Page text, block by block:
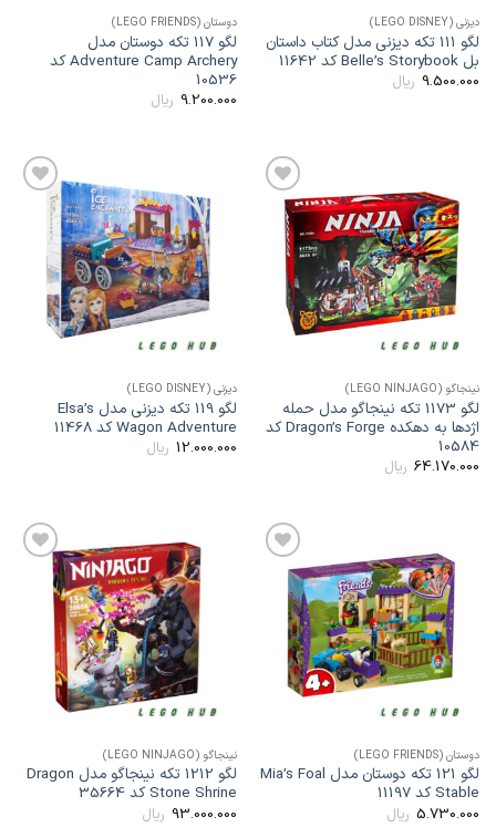
دیزنی (LEGO DISNEY)
لگو 111 تکه دیزنی مدل کتاب داستان
بل Belle’s Storybook کد 11642
9.500.000 ریال
دوستان (LEGO FRIENDS)
لگو 117 تکه دوستان مدل
Adventure Camp Archery کد
10536
9.200.000 ریال
افزودن
به
علاقه
مندی
ها
نینجاگو (LEGO NINJAGO)
لگو 1173 تکه نینجاگو مدل حمله
اژدها به دهکده Dragon’s Forge کد
10584
64.170.000 ریال
افزودن
به
علاقه
مندی
ها
دیزنی (LEGO DISNEY)
لگو 119 تکه دیزنی مدل Elsa’s
Wagon Adventure کد 11468
12.000.000 ریال
افزودن
به
علاقه
مندی
ها
دوستان (LEGO FRIENDS)
لگو 121 تکه دوستان مدل Mia’s Foal
Stable کد 11197
5.730.000 ریال
افزودن
به
علاقه
مندی
ها
نینجاگو (LEGO NINJAGO)
لگو 1212 تکه نینجاگو مدل Dragon
Stone Shrine کد 35664
93.000.000 ریال